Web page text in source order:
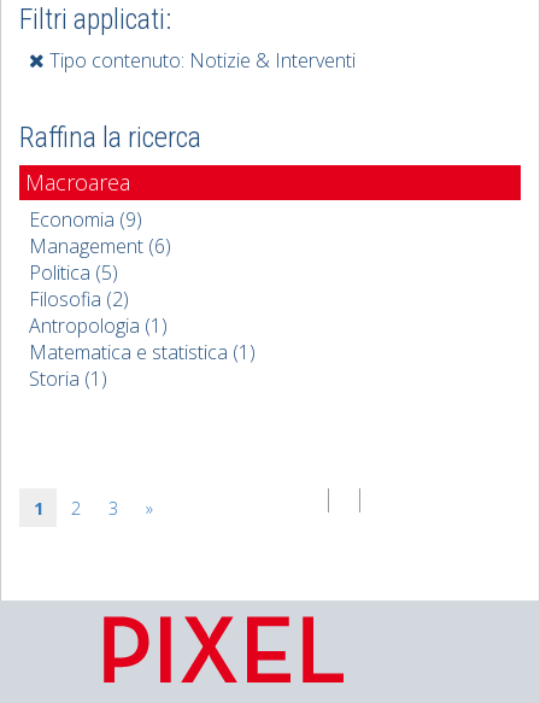
Filtri applicati:
Tipo contenuto: Notizie & Interventi
Raffina la ricerca
Macroarea
Economia (9)
Management (6)
Politica (5)
Filosofia (2)
Antropologia (1)
Matematica e statistica (1)
Storia (1)
1 2 3 »